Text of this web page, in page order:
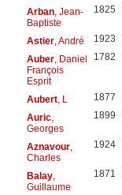
Arban, Jean-
Baptiste
1825
Astier, André 1923
Auber, Daniel
François
Esprit
1782
Aubert, L 1877
Auric,
Georges
1899
Aznavour,
Charles
1924
Balay,
Guillaume
1871